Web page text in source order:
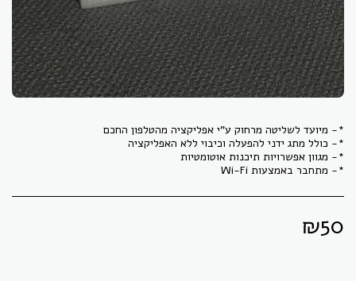
*- מתחבר באמצעות Wi-Fi
₪50